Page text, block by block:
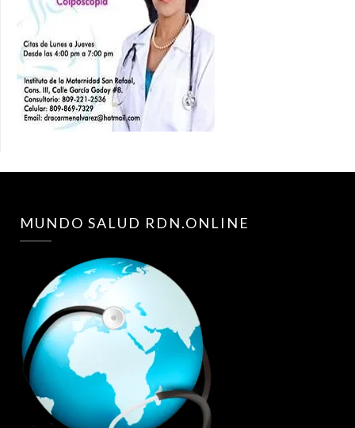
MUNDO SALUD RDN.ONLINE